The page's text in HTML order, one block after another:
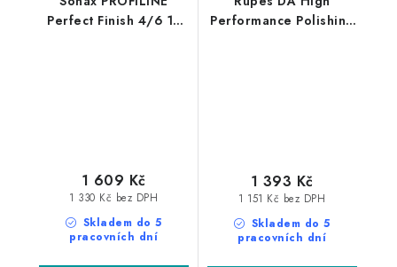
Perfect Finish 4/6 1L
Skladem do 5
pracovních dní
1 330 Kč bez DPH
1 609 Kč
Performance Polishing
Skladem do 5
pracovních dní
1 151 Kč bez DPH
1 393 Kč